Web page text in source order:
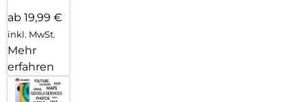
ab 19,99 €
inkl. MwSt.
Mehr
erfahren